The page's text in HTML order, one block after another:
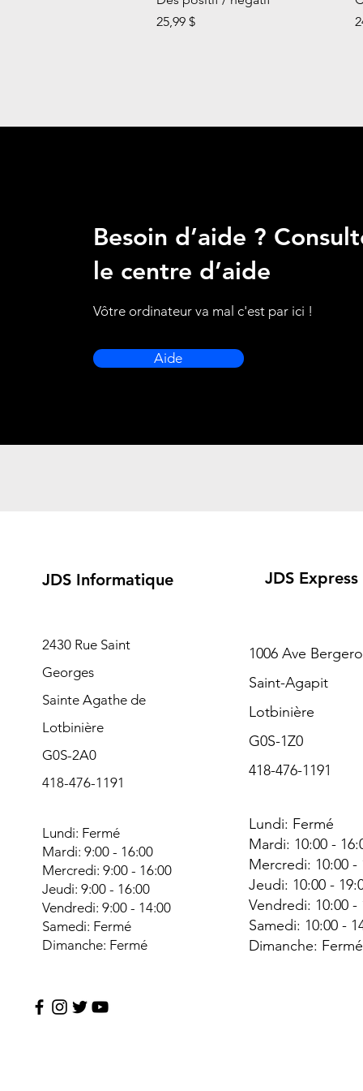
Prix
25,99 $
Besoin d’aide ?
le centre d’aide
Vôtre ordinateur va mal c'est par ici !
Aide
JDS Informatique
2430 Rue Saint
Georges
Sainte Agathe de
Lotbinière
G0S-2A0
418-476-1191
Lundi: Fermé
Mardi: 9:00 - 16:00
Mercredi: 9:00 - 16:00
Jeudi: 9:00 - 16:00
Vendredi: 9:00 - 14:00
Samedi: Fermé
Dimanche: Fermé
JDS Express
1006 Ave
Saint-Agapit
Lotbinière
G0S-1Z0
418-476-1191
Lundi: Fermé
Mardi: 10:00 -
Mercredi: 10:00 -
Jeudi: 10:00 -
Vendredi: 10:00 -
Samedi: 10:00 -
Dimanche: Fermé